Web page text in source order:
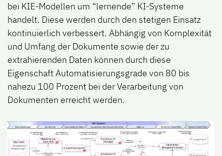
bei KIE-Modellen um “lernende” KI-Systeme
handelt. Diese werden durch den stetigen Einsatz
kontinuierlich verbessert. Abhängig von Komplexität
und Umfang der Dokumente sowie der zu
extrahierenden Daten können durch diese
Eigenschaft Automatisierungsgrade von 80 bis
nahezu 100 Prozent bei der Verarbeitung von
Dokumenten erreicht werden.